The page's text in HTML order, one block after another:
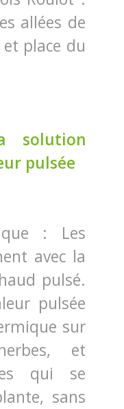
allées de
place du
solution
pulsée
: Les
avec la
pulsé.
pulsée
sur
et
qui se
sans